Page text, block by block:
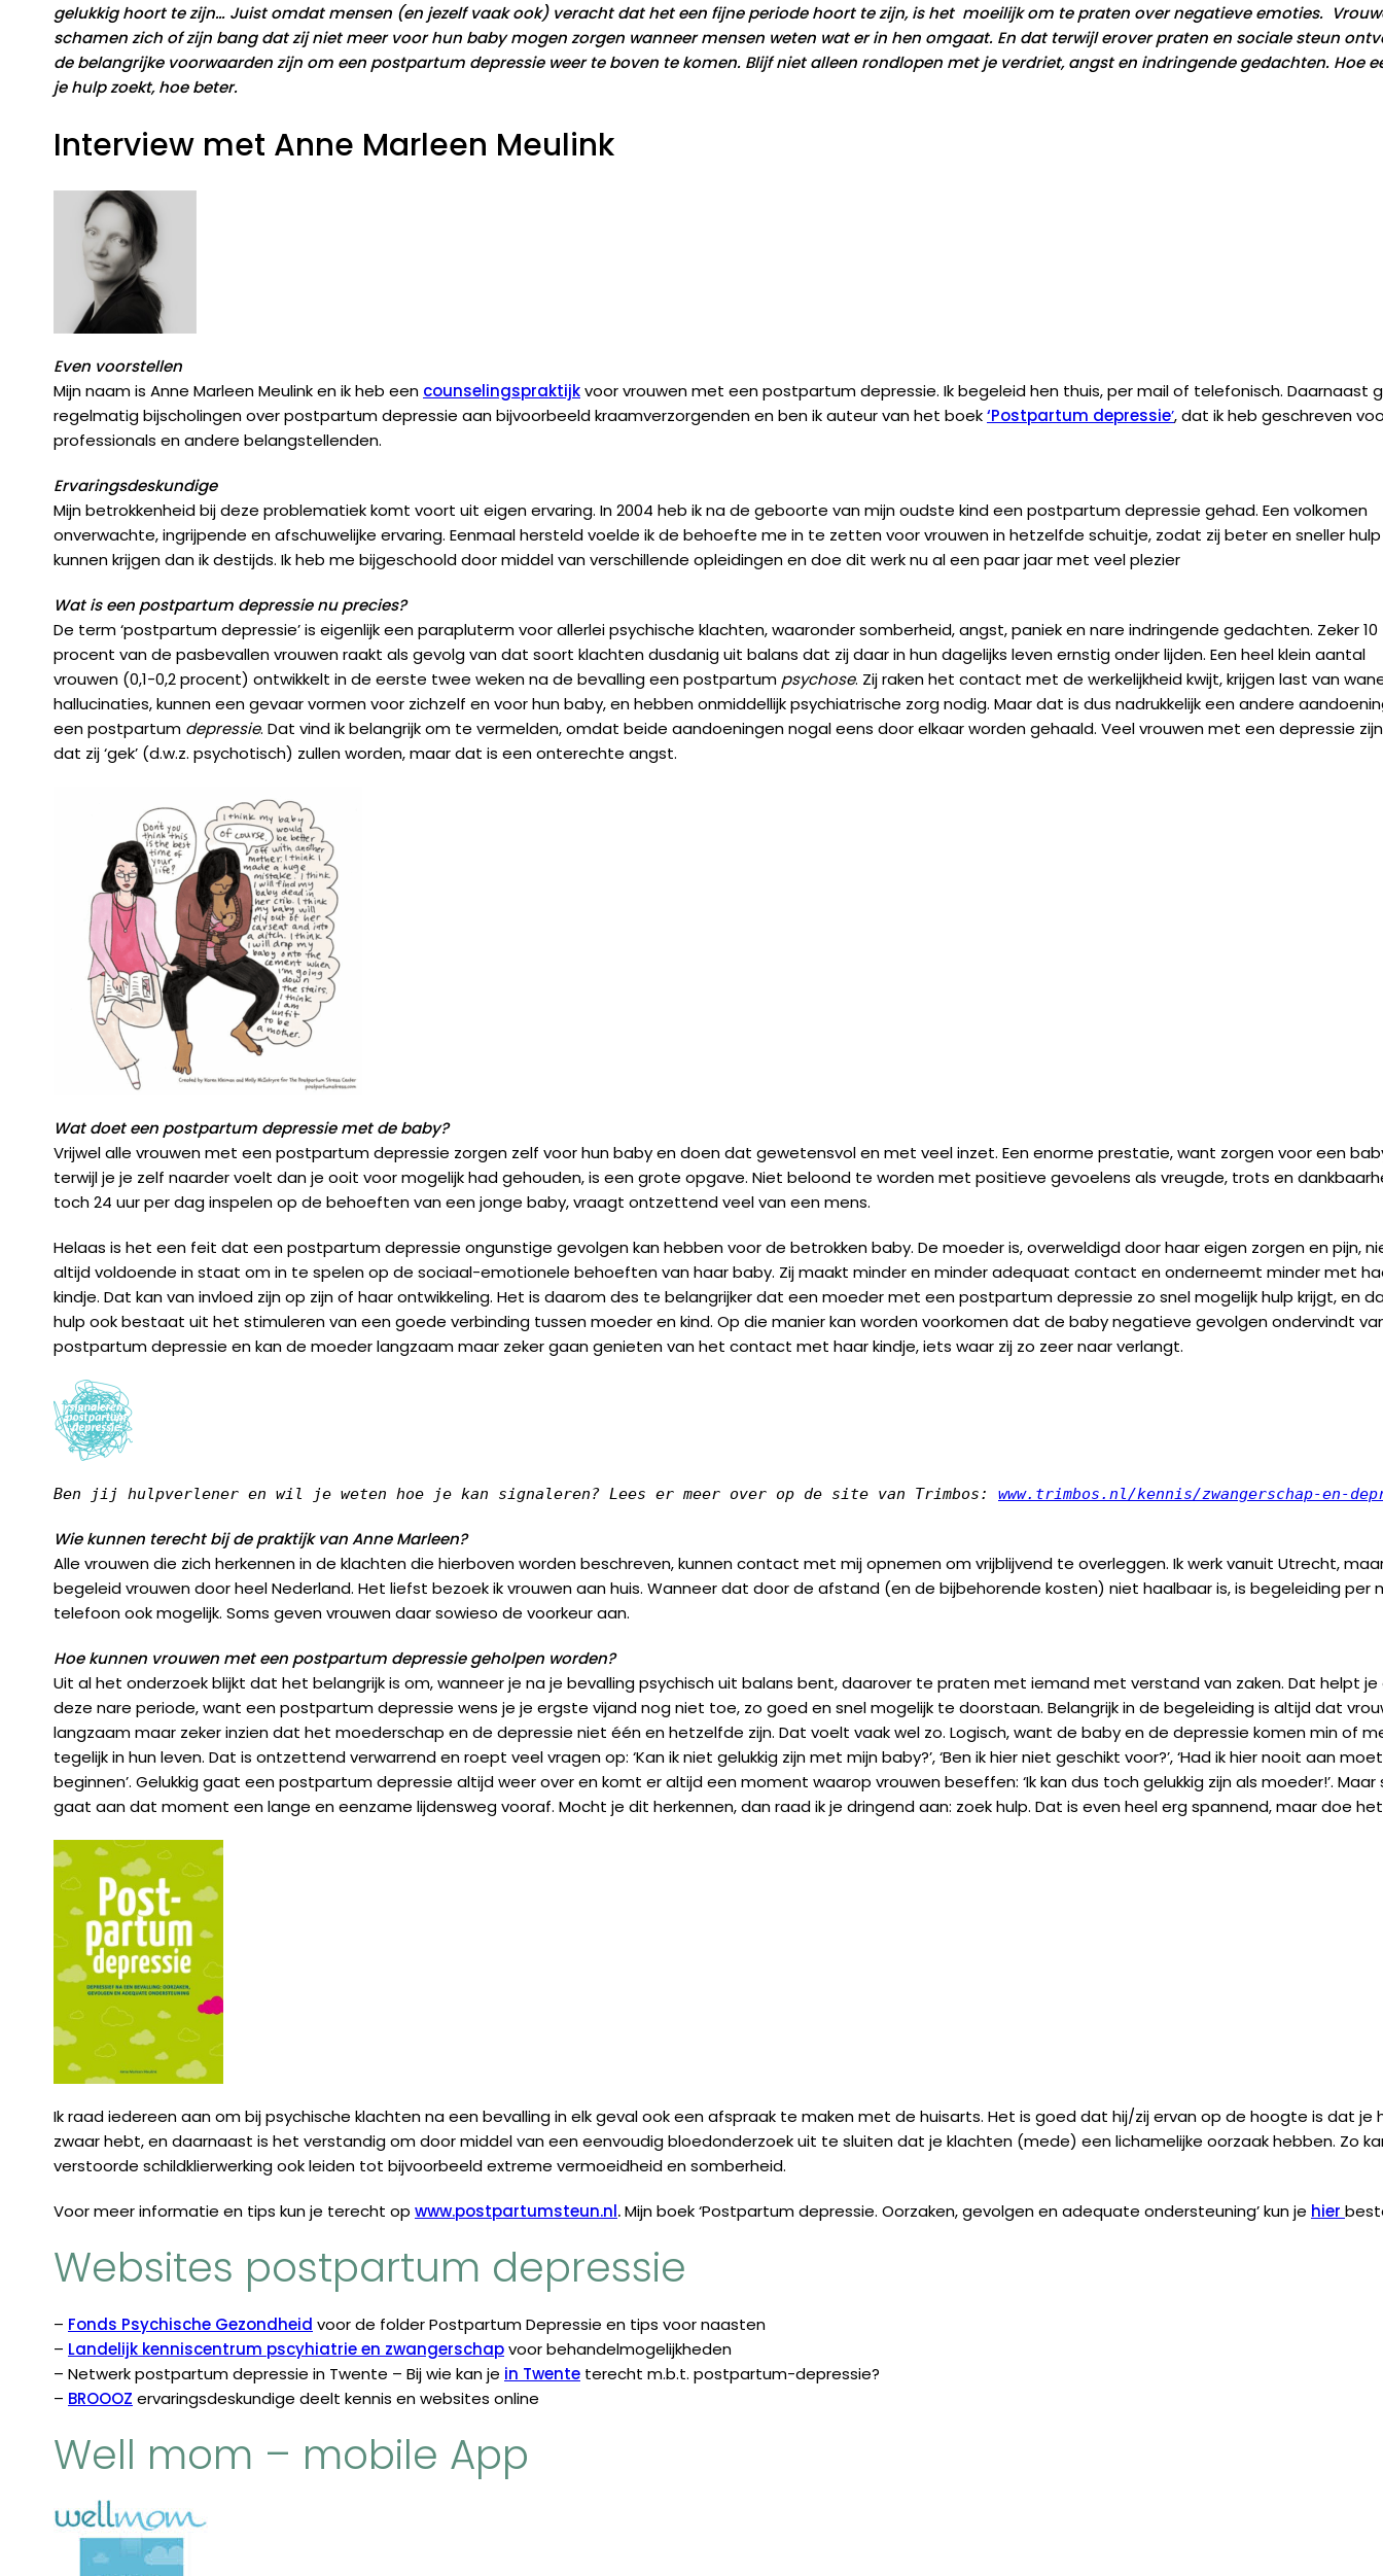
gelukkig hoort te zijn… Juist omdat mensen (en jezelf vaak ook) veracht dat het een fijne periode hoort te zijn, is het moeilijk om te praten over negatieve emoties.
schamen zich of zijn bang dat zij niet meer voor hun baby mogen zorgen wanneer mensen weten wat er in hen omgaat. En dat terwijl erover praten en sociale steun
de belangrijke voorwaarden zijn om een postpartum depressie weer te boven te komen. Blijf niet alleen rondlopen met je verdriet, angst en indringende gedachten. Hoe
je hulp zoekt, hoe beter.
Interview met Anne Marleen Meulink
Even voorstellen
Mijn naam is Anne Marleen Meulink en ik heb een counselingspraktijkvoor vrouwen met een postpartum depressie. Ik begeleid hen thuis, per mail of telefonisch. Daarnaast
regelmatig bijscholingen over postpartum depressie aan bijvoorbeeld kraamverzorgenden en ben ik auteur van het boek‘Postpartum depressie’, dat ik heb geschreven
professionals en andere belangstellenden.
Ervaringsdeskundige
Mijn betrokkenheid bij deze problematiek komt voort uit eigen ervaring. In 2004 heb ik na de geboorte van mijn oudste kind een postpartum depressie gehad. Een volkomen
onverwachte, ingrijpende en afschuwelijke ervaring. Eenmaal hersteld voelde ik de behoefte me in te zetten voor vrouwen in hetzelfde schuitje, zodat zij beter en sneller hulp
kunnen krijgen dan ik destijds. Ik heb me bijgeschoold door middel van verschillende opleidingen en doe dit werk nu al een paar jaar met veel plezier
Wat is een postpartum depressie nu precies?
De term ‘postpartum depressie’ is eigenlijk een parapluterm voor allerlei psychische klachten, waaronder somberheid, angst, paniek en nare indringende gedachten. Zeker 10
procent van de pasbevallen vrouwen raakt als gevolg van dat soort klachten dusdanig uit balans dat zij daar in hun dagelijks leven ernstig onder lijden. Een heel klein aantal
vrouwen (0,1-0,2 procent) ontwikkelt in de eerste twee weken na de bevalling een postpartum psychose. Zij raken het contact met de werkelijkheid kwijt, krijgen last van
hallucinaties, kunnen een gevaar vormen voor zichzelf en voor hun baby, en hebben onmiddellijk psychiatrische zorg nodig. Maar dat is dus nadrukkelijk een andere
een postpartum depressie. Dat vind ik belangrijk om te vermelden, omdat beide aandoeningen nogal eens door elkaar worden gehaald. Veel vrouwen met een depressie
dat zij ‘gek’ (d.w.z. psychotisch) zullen worden, maar dat is een onterechte angst.
Wat doet een postpartum depressie met de baby?
Vrijwel alle vrouwen met een postpartum depressie zorgen zelf voor hun baby en doen dat gewetensvol en met veel inzet. Een enorme prestatie, want zorgen voor een
terwijl je je zelf naarder voelt dan je ooit voor mogelijk had gehouden, is een grote opgave. Niet beloond te worden met positieve gevoelens als vreugde, trots en
toch 24 uur per dag inspelen op de behoeften van een jonge baby, vraagt ontzettend veel van een mens.
Helaas is het een feit dat een postpartum depressie ongunstige gevolgen kan hebben voor de betrokken baby. De moeder is, overweldigd door haar eigen zorgen en pijn,
altijd voldoende in staat om in te spelen op de sociaal-emotionele behoeften van haar baby. Zij maakt minder en minder adequaat contact en onderneemt minder met
kindje. Dat kan van invloed zijn op zijn of haar ontwikkeling. Het is daarom des te belangrijker dat een moeder met een postpartum depressie zo snel mogelijk hulp krijgt, en
hulp ook bestaat uit het stimuleren van een goede verbinding tussen moeder en kind. Op die manier kan worden voorkomen dat de baby negatieve gevolgen ondervindt
postpartum depressie en kan de moeder langzaam maar zeker gaan genieten van het contact met haar kindje, iets waar zij zo zeer naar verlangt.
Ben jij hulpverlener en wil je weten hoe je kan signaleren? Lees er meer over op de site van Trimbos: www.trimbos.nl/kennis/zwangerschap-en-
Wie kunnen terecht bij de praktijk van Anne Marleen?
Alle vrouwen die zich herkennen in de klachten die hierboven worden beschreven, kunnen contact met mij opnemen om vrijblijvend te overleggen. Ik werk vanuit Utrecht,
begeleid vrouwen door heel Nederland. Het liefst bezoek ik vrouwen aan huis. Wanneer dat door de afstand (en de bijbehorende kosten) niet haalbaar is, is begeleiding per
telefoon ook mogelijk. Soms geven vrouwen daar sowieso de voorkeur aan.
Hoe kunnen vrouwen met een postpartum depressie geholpen worden?
Uit al het onderzoek blijkt dat het belangrijk is om, wanneer je na je bevalling psychisch uit balans bent, daarover te praten met iemand met verstand van zaken. Dat helpt je
deze nare periode, want een postpartum depressie wens je je ergste vijand nog niet toe, zo goed en snel mogelijk te doorstaan. Belangrijk in de begeleiding is altijd dat
langzaam maar zeker inzien dat het moederschap en de depressie niet één en hetzelfde zijn. Dat voelt vaak wel zo. Logisch, want de baby en de depressie komen min of
tegelijk in hun leven. Dat is ontzettend verwarrend en roept veel vragen op: ‘Kan ik niet gelukkig zijn met mijn baby?’, ‘Ben ik hier niet geschikt voor?’, ‘Had ik hier nooit aan
beginnen’. Gelukkig gaat een postpartum depressie altijd weer over en komt er altijd een moment waarop vrouwen beseffen: ‘Ik kan dus toch gelukkig zijn als moeder!’. Maar
gaat aan dat moment een lange en eenzame lijdensweg vooraf. Mocht je dit herkennen, dan raad ik je dringend aan: zoek hulp. Dat is even heel erg spannend, maar doe
Ik raad iedereen aan om bij psychische klachten na een bevalling in elk geval ook een afspraak te maken met de huisarts. Het is goed dat hij/zij ervan op de hoogte is dat je
zwaar hebt, en daarnaast is het verstandig om door middel van een eenvoudig bloedonderzoek uit te sluiten dat je klachten (mede) een lichamelijke oorzaak hebben. Zo
verstoorde schildklierwerking ook leiden tot bijvoorbeeld extreme vermoeidheid en somberheid.
Voor meer informatie en tips kun je terecht op www.postpartumsteun.nl.Mijn boek ‘Postpartum depressie. Oorzaken, gevolgen en adequate ondersteuning’ kun je hier
Websites postpartum depressie
– Fonds Psychische Gezondheid voor de folder Postpartum Depressie en tips voor naasten
– Landelijk kenniscentrum pscyhiatrie en zwangerschapvoor behandelmogelijkheden
– Netwerk postpartum depressie in Twente – Bij wie kan je in Twente terecht m.b.t. postpartum-depressie?
– BROOOZ ervaringsdeskundige deelt kennis en websites online
Well mom – mobile App